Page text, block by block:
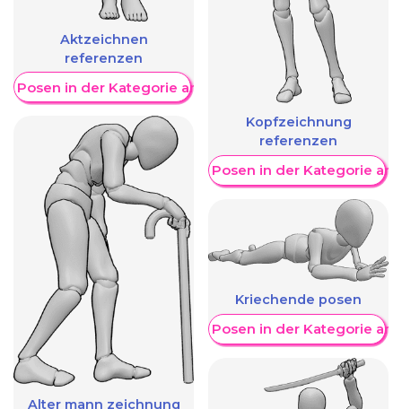
Aktzeichnen
referenzen
Posen in der Kategorie anzeigen
Alter mann zeichnung
Kopfzeichnung
referenzen
Weitere Posen in der Kategorie
Kriechende posen
Weitere Posen in der Kategorie